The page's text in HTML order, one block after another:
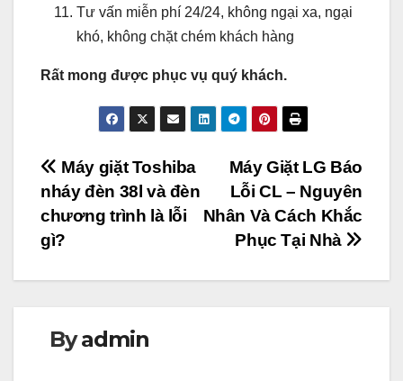
Tư vấn miễn phí 24/24, không ngại xa, ngại
khó, không chặt chém khách hàng
Rất mong được phục vụ quý khách.
Điều
hướng
bài
viết
Máy Giặt LG Báo
Lỗi CL – Nguyên
Nhân Và Cách Khắc
Phục Tại Nhà
Máy giặt Toshiba
nháy đèn 38l và đèn
chương trình là lỗi
gì?
Byadmin